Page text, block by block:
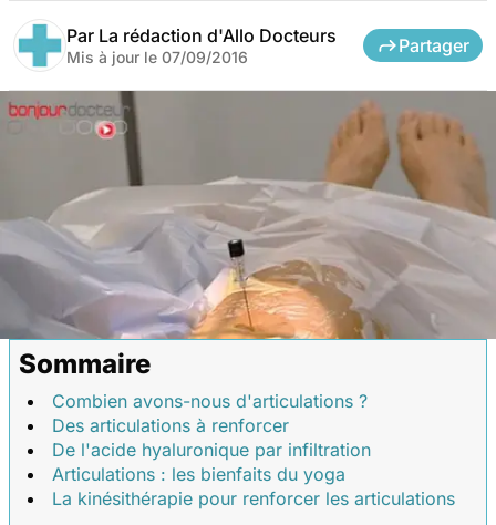
Par La rédaction d'Allo Docteurs
Mis à jour le 07/09/2016
Partager
Sommaire
Combien avons-nous d'articulations ?
Des articulations à renforcer
De l'acide hyaluronique par infiltration
Articulations : les bienfaits du yoga
La kinésithérapie pour renforcer les articulations